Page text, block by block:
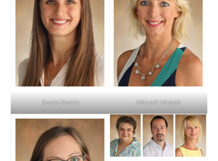
Szabó Beatrix Németh Violetta